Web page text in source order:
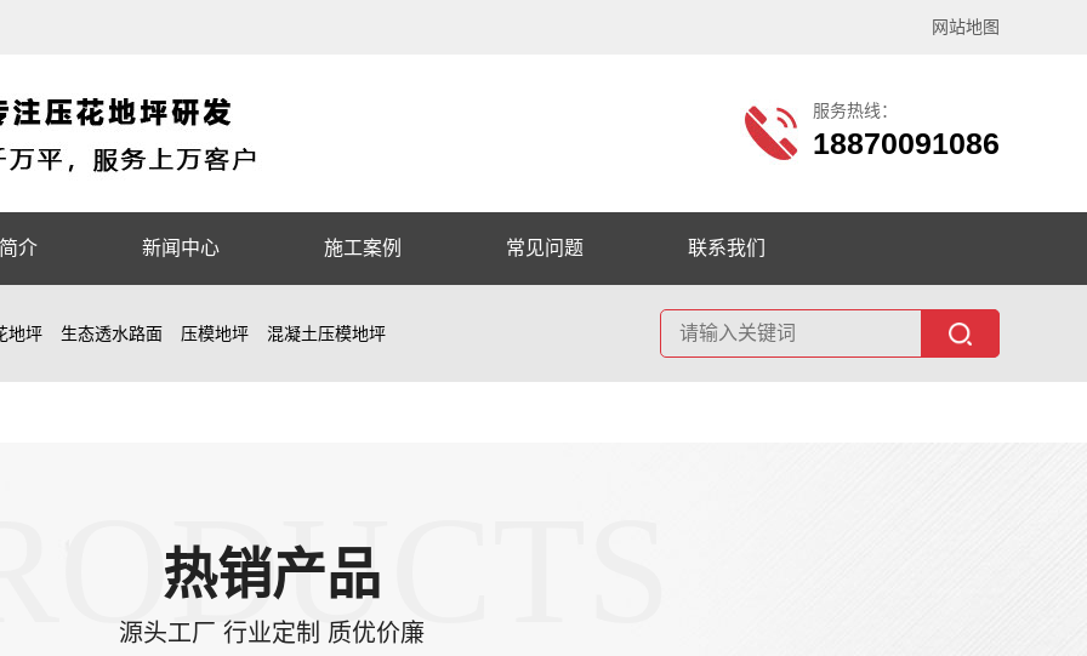
网站地图
服务热线：
18870091086
介 新闻中心 施工案例 常见问题 联系我们
地坪 生态透水路面 压模地坪 混凝土压模地坪
热销产品
源头工厂 行业定制 质优价廉